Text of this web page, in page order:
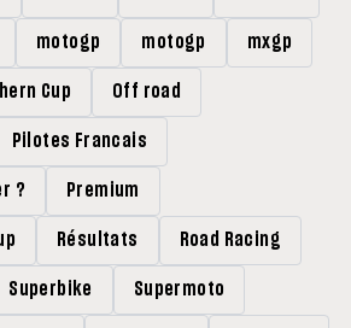
motogp motogp mxgp
Cup Off road
Pilotes Francais
? Premium
Résultats Road Racing
Superbike Supermoto